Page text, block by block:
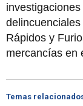
Rápidos y
mercancías en
Temas